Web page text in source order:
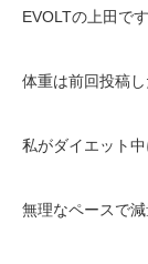
EVOLTの上田です
体重は前回投稿
私がダイエット
無理なペースで